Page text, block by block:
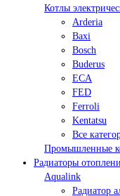
Котлы
Arderia
Baxi
Bosch
Buderus
ECA
FED
Ferroli
Kentatsu
Все
Промышленные
Радиаторы
Aqualink
Радиатор